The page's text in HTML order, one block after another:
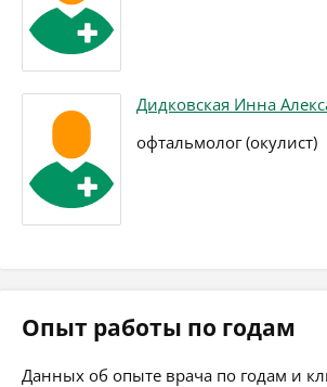
Дидковская Инна
офтальмолог (окулист)
Опыт работы по годам
Данных об опыте врача по годам и